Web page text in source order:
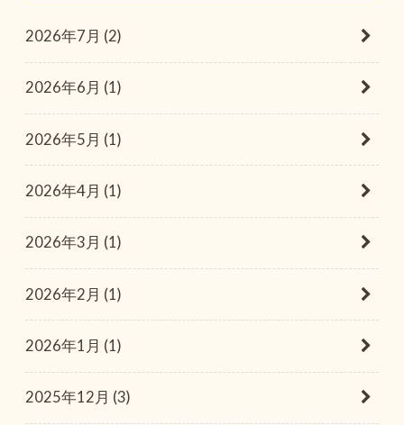
2026年7月 (2)
2026年6月 (1)
2026年5月 (1)
2026年4月 (1)
2026年3月 (1)
2026年2月 (1)
2026年1月 (1)
2025年12月 (3)